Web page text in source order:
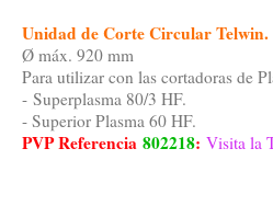
Unidad de Corte Circular Telwin.
Ø máx. 920 mm
Para utilizar con las cortadoras de
- Superplasma 80/3 HF.
- Superior Plasma 60 HF.
PVP Referencia 802218: Visita la